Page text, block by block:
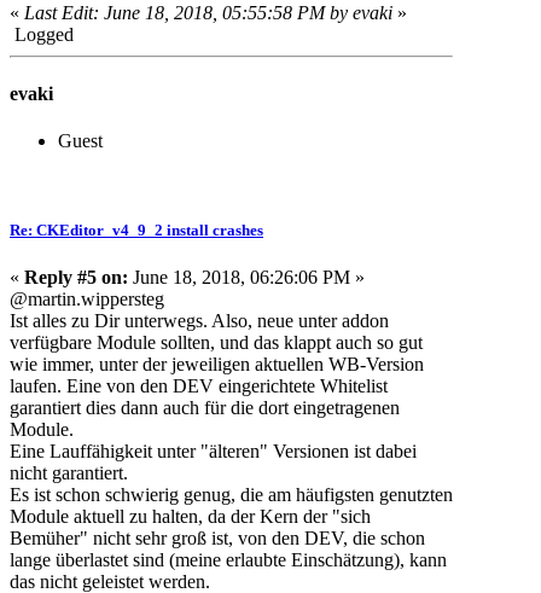
« Last Edit: June 18, 2018, 05:55:58 PM by evaki »
Logged
evaki
Guest
Re: CKEditor_v4_9_2 install crashes
« Reply #5 on: June 18, 2018, 06:26:06 PM »
@martin.wippersteg
Ist alles zu Dir unterwegs. Also, neue unter addon
verfügbare Module sollten, und das klappt auch so gut
wie immer, unter der jeweiligen aktuellen WB-Version
laufen. Eine von den DEV eingerichtete Whitelist
garantiert dies dann auch für die dort eingetragenen
Module.
Eine Lauffähigkeit unter "älteren" Versionen ist dabei
nicht garantiert.
Es ist schon schwierig genug, die am häufigsten genutzten
Module aktuell zu halten, da der Kern der "sich
Bemüher" nicht sehr groß ist, von den DEV, die schon
lange überlastet sind (meine erlaubte Einschätzung), kann
das nicht geleistet werden.